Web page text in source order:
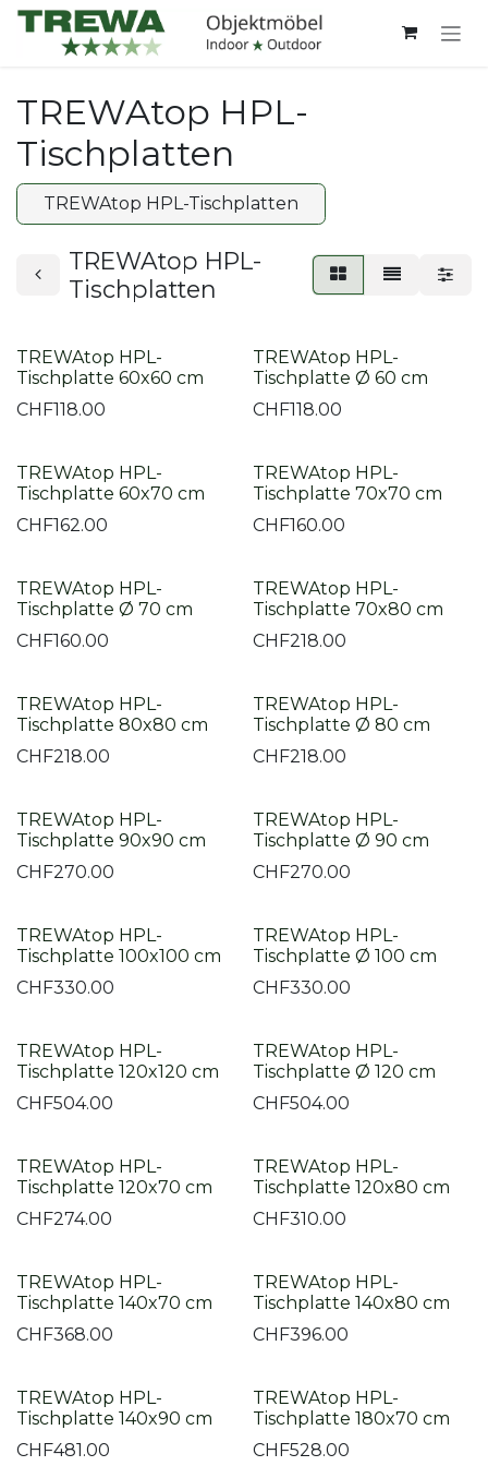
Zum Inhalt springen
TREWAtop HPL-
Tischplatten
TREWAtop HPL-Tischplatten
TREWAtop HPL-
Tischplatten
TREWAtop HPL-
Tischplatte 60x60 cm
CHF118.00
TREWAtop HPL-
Tischplatte Ø 60 cm
CHF118.00
TREWAtop HPL-
Tischplatte 60x70 cm
CHF162.00
TREWAtop HPL-
Tischplatte 70x70 cm
CHF160.00
TREWAtop HPL-
Tischplatte Ø 70 cm
CHF160.00
TREWAtop HPL-
Tischplatte 70x80 cm
CHF218.00
TREWAtop HPL-
Tischplatte 80x80 cm
CHF218.00
TREWAtop HPL-
Tischplatte Ø 80 cm
CHF218.00
TREWAtop HPL-
Tischplatte 90x90 cm
CHF270.00
TREWAtop HPL-
Tischplatte Ø 90 cm
CHF270.00
TREWAtop HPL-
Tischplatte 100x100 cm
CHF330.00
TREWAtop HPL-
Tischplatte Ø 100 cm
CHF330.00
TREWAtop HPL-
Tischplatte 120x120 cm
CHF504.00
TREWAtop HPL-
Tischplatte Ø 120 cm
CHF504.00
TREWAtop HPL-
Tischplatte 120x70 cm
CHF274.00
TREWAtop HPL-
Tischplatte 120x80 cm
CHF310.00
TREWAtop HPL-
Tischplatte 140x70 cm
CHF368.00
TREWAtop HPL-
Tischplatte 140x80 cm
CHF396.00
TREWAtop HPL-
Tischplatte 140x90 cm
CHF481.00
TREWAtop HPL-
Tischplatte 180x70 cm
CHF528.00